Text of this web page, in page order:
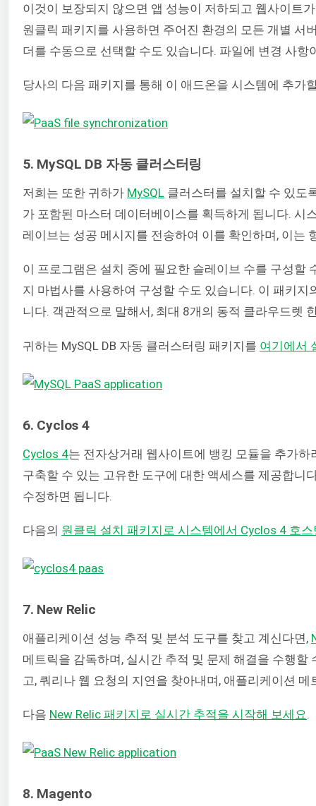
이것이 보장되지 않으면 앱 성능이 저하되고 웹사이트
원클릭 패키지를 사용하면 주어진 환경의 모든 개별 서
더를 수동으로 선택할 수도 있습니다. 파일에 변경 사
당사의 다음 패키지를 통해 이 애드온을 시스템에 추가
5. MySQL DB 자동 클러스터링
저희는 또한 귀하가 MySQL 클러스터를 설치할 수 있도
가 포함된 마스터 데이터베이스를 획득하게 됩니다. 시
레이브는 성공 메시지를 전송하여 이를 확인하며, 이는
이 프로그램은 설치 중에 필요한 슬레이브 수를 구성할
지 마법사를 사용하여 구성할 수도 있습니다. 이 패키
니다. 객관적으로 말해서, 최대 8개의 동적 클라우드렛
귀하는 MySQL DB 자동 클러스터링 패키지를 여기에서
6. Cyclos 4
Cyclos 4는 전자상거래 웹사이트에 뱅킹 모듈을 추가
구축할 수 있는 고유한 도구에 대한 액세스를 제공합니
수정하면 됩니다.
다음의 원클릭 설치 패키지로 시스템에서 Cyclos 4 호
7. New Relic
애플리케이션 성능 추적 및 분석 도구를 찾고 계신다면,
메트릭을 감독하며, 실시간 추적 및 문제 해결을 수행
고, 쿼리나 웹 요청의 지연을 찾아내며, 애플리케이션
다음 New Relic 패키지로 실시간 추적을 시작해 보세요.
8. Magento